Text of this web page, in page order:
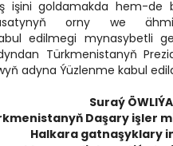
işini goldamakda hem-de
orny we
edilmegi mynasybetli
Türkmenistanyň
adyna Ýüzlenme kabul
Suraý
Daşary işler
Halkara gatnaşyklary